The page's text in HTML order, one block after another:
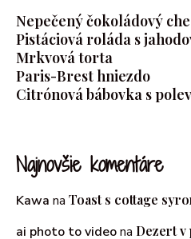
Nepečený čokoládový
Pistáciová roláda s
Mrkvová torta
Paris-Brest hniezdo
Citrónová bábovka s
Najnovšie komentáre
Kawa na Toast s cottage
ai photo to videona Dezert v